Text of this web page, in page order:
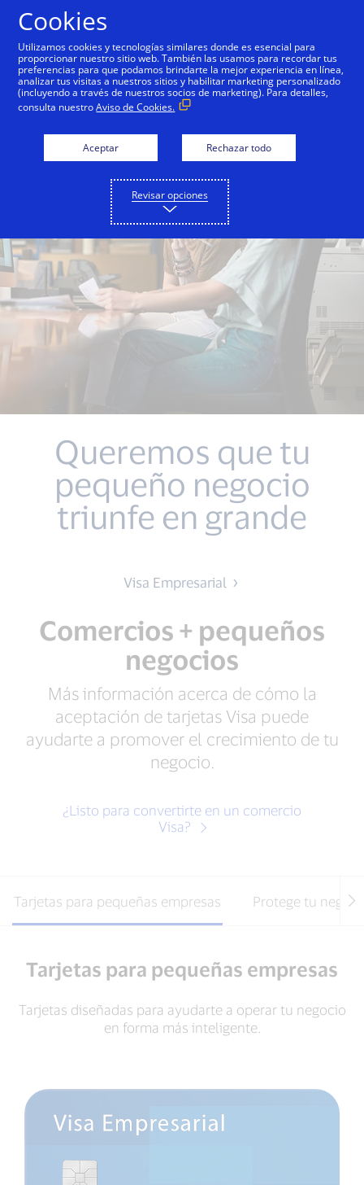
Queremos que tu
pequeño negocio
triunfe en grande
Visa Empresarial
Comercios + pequeños
negocios
Más información acerca de cómo la
aceptación de tarjetas Visa puede
ayudarte a promover el crecimiento de tu
negocio.
¿Listo para convertirte en un comercio
Visa?
Tarjetas para pequeñas empresas Protege tu
Tarjetas para pequeñas empresas
Tarjetas diseñadas para ayudarte a operar tu negocio
en forma más inteligente.
Cookies
Utilizamos cookies y tecnologías similares donde es esencial para
proporcionar nuestro sitio web. También las usamos para recordar tus
preferencias para que podamos brindarte la mejor experiencia en línea,
analizar tus visitas a nuestros sitios y habilitar marketing personalizado
(incluyendo a través de nuestros socios de marketing). Para detalles,
consulta nuestroAviso de Cookies.
Aceptar Rechazar todo
Revisar opciones